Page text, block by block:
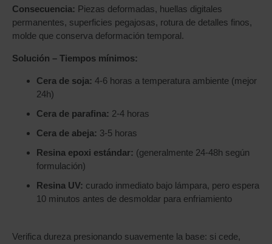
Consecuencia: Piezas deformadas, huellas digitales
permanentes, superficies pegajosas, rotura de detalles finos,
molde que conserva deformación temporal.
Solución – Tiempos mínimos:
Cera de soja: 4-6 horas a temperatura ambiente (mejor
24h)
Cera de parafina: 2-4 horas
Cera de abeja: 3-5 horas
Resina epoxi estándar: (generalmente 24-48h según
formulación)
Resina UV: curado inmediato bajo lámpara, pero espera
10 minutos antes de desmoldar para enfriamiento
Verifica dureza presionando suavemente la base: si cede,